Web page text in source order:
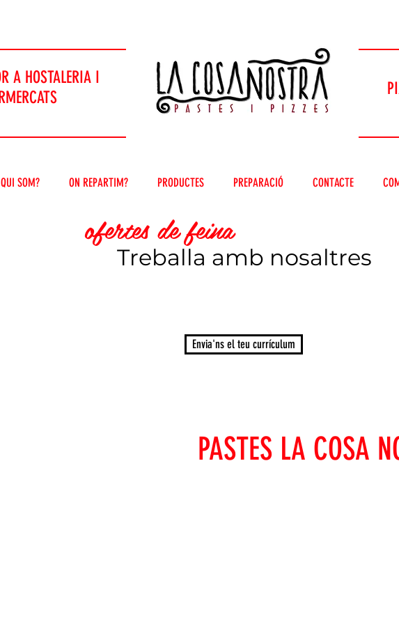
A HOSTALERIA I
QUI SOM? ON REPARTIM? PRODUCTES PREPARACIÓ CONTACTE
ofertes de feina
Treballa amb nosaltres
Envia'ns el teu currículum
PASTES LA COSA